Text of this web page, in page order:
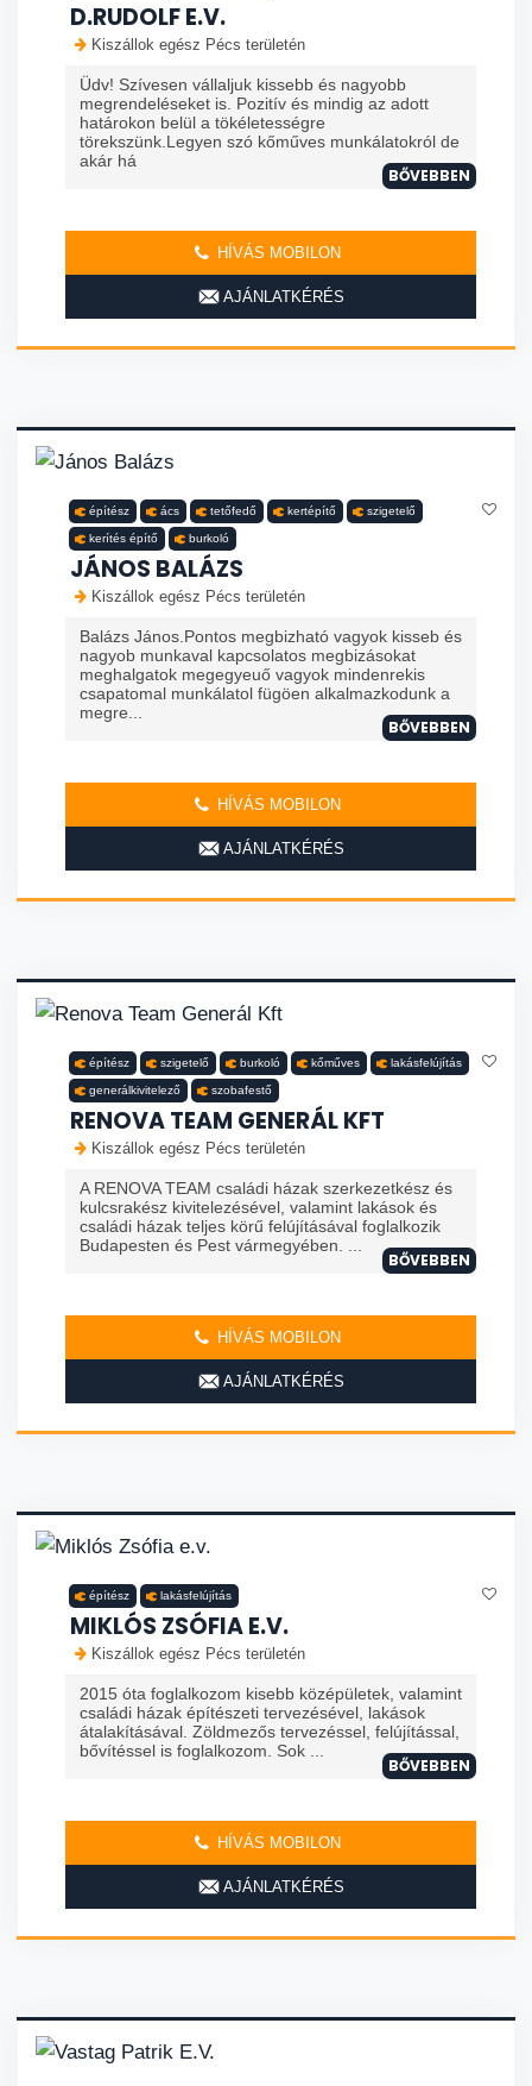
D.RUDOLF E.V.
Kiszállok egész Pécs területén
Üdv! Szívesen vállaljuk kissebb és nagyobb
megrendeléseket is. Pozitív és mindig az adott
határokon belül a tökéletességre
törekszünk.Legyen szó kőműves munkálatokról de
akár há
BŐVEBBEN
HÍVÁS MOBILON
AJÁNLATKÉRÉS
építész ács tetőfedő kertépítő szigetelő
kerítés építő burkoló
JÁNOS BALÁZS
Kiszállok egész Pécs területén
Balázs János.Pontos megbizható vagyok kisseb és
nagyob munkaval kapcsolatos megbizásokat
meghalgatok megegyeuő vagyok mindenrekis
csapatomal munkálatol fügöen alkalmazkodunk a
megre...
BŐVEBBEN
HÍVÁS MOBILON
AJÁNLATKÉRÉS
építész szigetelő burkoló kőműves lakásfelújítás
generálkivitelező szobafestő
RENOVA TEAM GENERÁL KFT
Kiszállok egész Pécs területén
A RENOVA TEAM családi házak szerkezetkész és
kulcsrakész kivitelezésével, valamint lakások és
családi házak teljes körű felújításával foglalkozik
Budapesten és Pest vármegyében. ...
BŐVEBBEN
HÍVÁS MOBILON
AJÁNLATKÉRÉS
építész lakásfelújítás
MIKLÓS ZSÓFIA E.V.
Kiszállok egész Pécs területén
2015 óta foglalkozom kisebb középületek, valamint
családi házak építészeti tervezésével, lakások
átalakításával. Zöldmezős tervezéssel, felújítással,
bővítéssel is foglalkozom. Sok ...
BŐVEBBEN
HÍVÁS MOBILON
AJÁNLATKÉRÉS